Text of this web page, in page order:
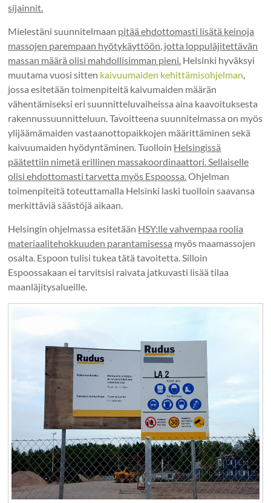
sijainnit.
Mielestäni suunnitelmaan pitää ehdottomasti lisätä keinoja
massojen parempaan hyötykäyttöön, jotta loppuläjitettävän
massan määrä olisi mahdollisimman pieni. Helsinki hyväksyi
muutama vuosi sitten kaivuumaiden kehittämisohjelman,
jossa esitetään toimenpiteitä kaivumaiden määrän
vähentämiseksi eri suunnitteluvaiheissa aina kaavoituksesta
rakennussuunnitteluun. Tavoitteena suunnitelmassa on myös
ylijäämämaiden vastaanottopaikkojen määrittäminen sekä
kaivuumaiden hyödyntäminen. Tuolloin Helsingissä
päätettiin nimetä erillinen massakoordinaattori. Sellaiselle
olisi ehdottomasti tarvetta myös Espoossa.Ohjelman
toimenpiteitä toteuttamalla Helsinki laski tuolloin saavansa
merkittäviä säästöjä aikaan.
Helsingin ohjelmassa esitetään HSY:lle vahvempaa roolia
materiaalitehokkuuden parantamisessa myös maamassojen
osalta. Espoon tulisi tukea tätä tavoitetta. Silloin
Espoossakaan ei tarvitsisi raivata jatkuvasti lisää tilaa
maanläjitysalueille.